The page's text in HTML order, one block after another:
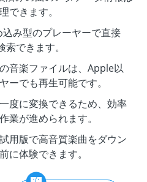
できます。
込み型のプレーヤーで直接
できます。
音楽ファイルは、Apple以
ーでも再生可能です。
度に変換できるため、効率
業が進められます。
用版で高音質楽曲をダウン
に体験できます。